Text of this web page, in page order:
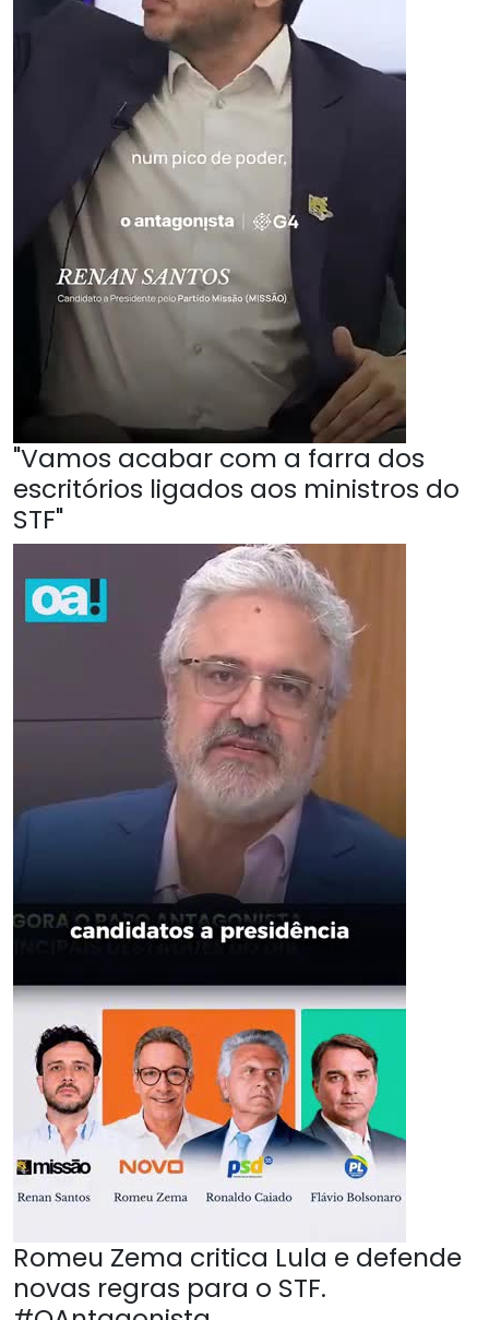
"Vamos acabar com a farra dos
escritórios ligados aos ministros do
STF"
Romeu Zema critica Lula e defende
novas regras para o STF.